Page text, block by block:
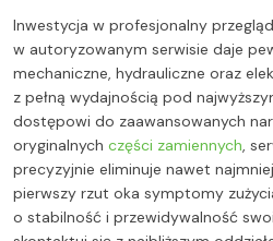
Inwestycja w profesjonalny
w autoryzowanym serwisie daje
mechaniczne, hydrauliczne oraz
z pełną wydajnością pod
dostępowi do zaawansowanych
oryginalnych części zamiennych,
precyzyjnie eliminuje nawet
pierwszy rzut oka symptomy
o stabilność i przewidywalność